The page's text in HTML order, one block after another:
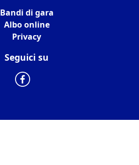
Bandi di gara
Albo online
Privacy
Seguici su